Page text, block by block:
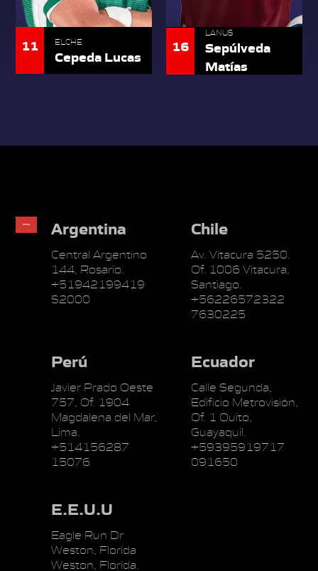
11 ELCHE
Cepeda Lucas
16
LANUS
Sepúlveda
Matías
Argentina
Central Argentino
144, Rosario.
+51942199419
S2000
Chile
Av. Vitacura 5250.
Of. 1006 Vitacura,
Santiago.
+56226572322
7630225
Perú
Javier Prado Oeste
757, Of. 1904
Magdalena del Mar,
Lima.
+514156287
15076
Ecuador
Calle Segunda,
Edificio Metrovisión,
Of. 1 Quito,
Guayaquil.
+59395919717
091650
E.E.U.U
Eagle Run Dr
Weston, Florida
Weston, Florida.